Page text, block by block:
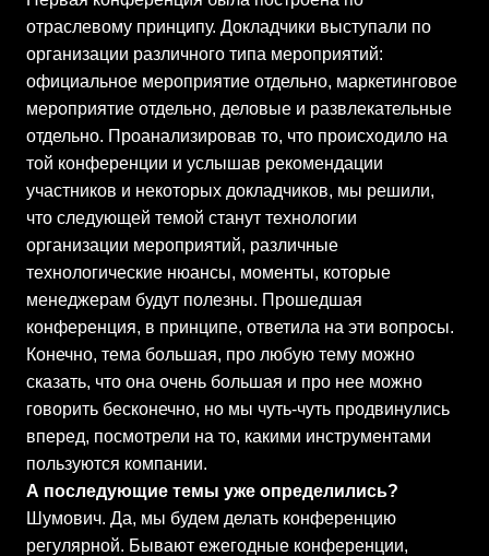
отраслевому принципу. Докладчики выступали по
организации различного типа мероприятий:
официальное мероприятие отдельно, маркетинговое
мероприятие отдельно, деловые и развлекательные
отдельно. Проанализировав то, что происходило на
той конференции и услышав рекомендации
участников и некоторых докладчиков, мы решили,
что следующей темой станут технологии
организации мероприятий, различные
технологические нюансы, моменты, которые
менеджерам будут полезны. Прошедшая
конференция, в принципе, ответила на эти вопросы.
Конечно, тема большая, про любую тему можно
сказать, что она очень большая и про нее можно
говорить бесконечно, но мы чуть-чуть продвинулись
вперед, посмотрели на то, какими инструментами
пользуются компании.
А последующие темы уже определились?
Шумович. Да, мы будем делать конференцию
регулярной. Бывают ежегодные конференции,